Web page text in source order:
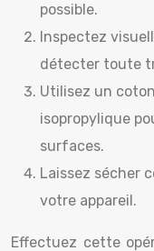
possible.
Inspectez
détecter toute
Utilisez un
isopropylique
surfaces.
Laissez sécher
votre appareil.
Effectuez cette